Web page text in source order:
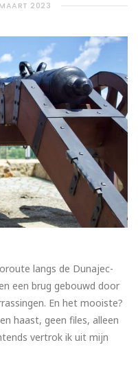
2023
langs de Dunajec-
een brug gebouwd door
En het mooiste?
haast, geen files, alleen
vertrok ik uit mijn